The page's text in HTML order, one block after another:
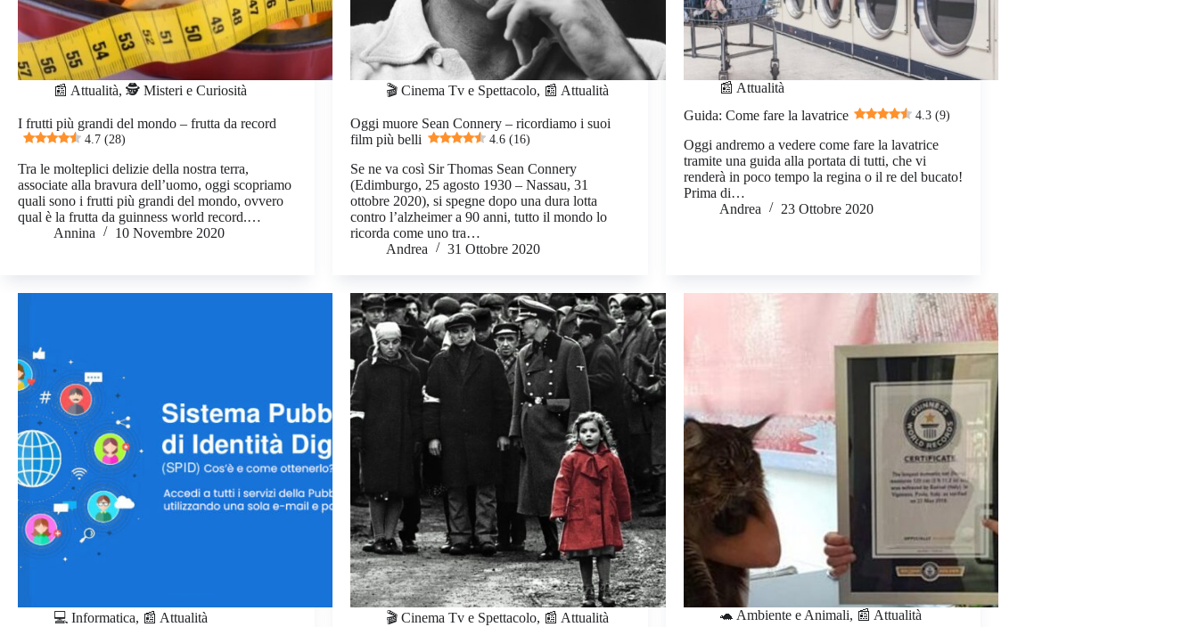
📰 Attualità, 🕵️ Misteri e Curiosità
I frutti più grandi del mondo – frutta da record
4.7 (28)
Tra le molteplici delizie della nostra terra,
associate alla bravura dell’uomo, oggi scopriamo
quali sono i frutti più grandi del mondo, ovvero
qual è la frutta da guinness world record.…
Annina
10 Novembre 2020
🎬 Cinema Tv e Spettacolo, 📰 Attualità
Oggi muore Sean Connery – ricordiamo i suoi
film più belli
4.6 (16)
Se ne va così Sir Thomas Sean Connery
(Edimburgo, 25 agosto 1930 – Nassau, 31
ottobre 2020), si spegne dopo una dura lotta
contro l’alzheimer a 90 anni, tutto il mondo lo
ricorda come uno tra…
Andrea
31 Ottobre 2020
📰 Attualità
Guida: Come fare la lavatrice
4.3 (9)
Oggi andremo a vedere come fare la lavatrice
tramite una guida alla portata di tutti, che vi
renderà in poco tempo la regina o il re del bucato!
Prima di…
Andrea
23 Ottobre 2020
💻 Informatica, 📰 Attualità 🎬 Cinema Tv e Spettacolo, 📰 Attualità 🐢 Ambiente e Animali, 📰 Attualità